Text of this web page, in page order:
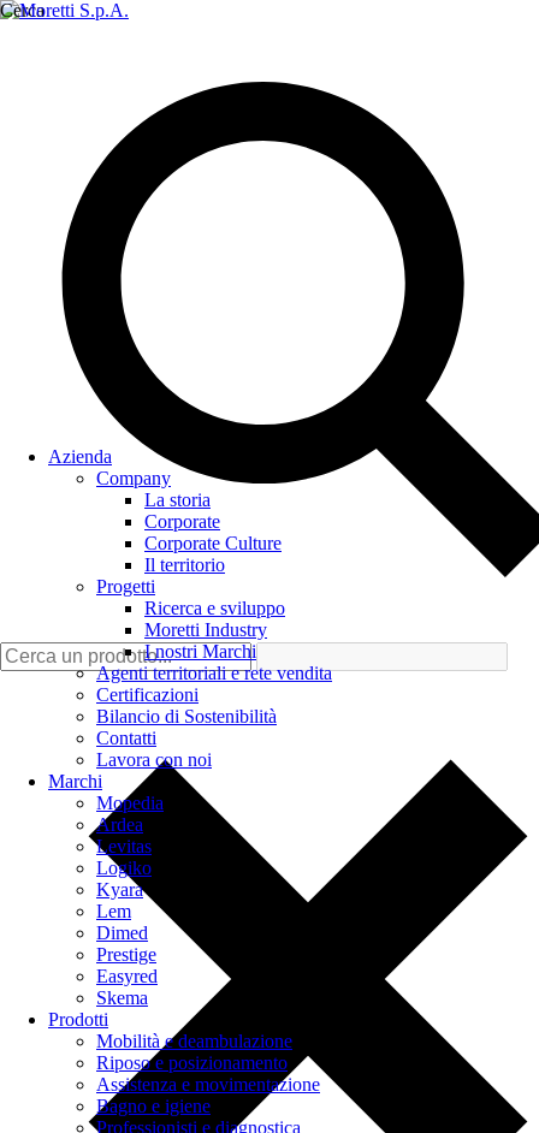
Cerca
Azienda
Company
La storia
Corporate
Corporate Culture
Il territorio
Progetti
Ricerca e sviluppo
Moretti Industry
I nostri Marchi
Agenti territoriali e rete vendita
Certificazioni
Bilancio di Sostenibilità
Contatti
Lavora con noi
Marchi
Mopedia
Ardea
Levitas
Logiko
Kyara
Lem
Dimed
Prestige
Easyred
Skema
Prodotti
Mobilità e deambulazione
Riposo e posizionamento
Assistenza e movimentazione
Bagno e igiene
Professionisti e diagnostica